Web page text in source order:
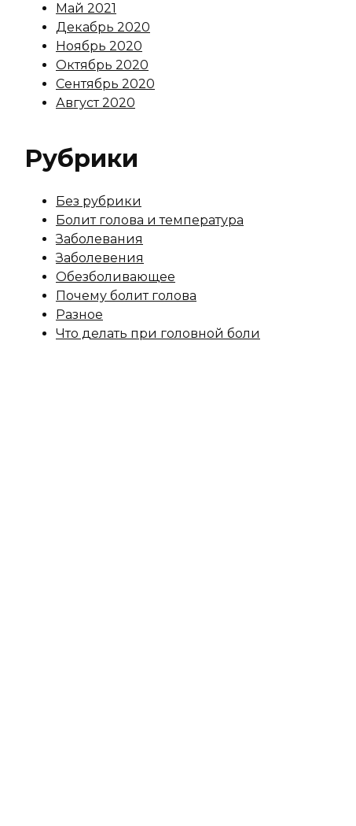
Май 2021
Декабрь 2020
Ноябрь 2020
Октябрь 2020
Сентябрь 2020
Август 2020
Рубрики
Без рубрики
Болит голова и температура
Заболевания
Заболевения
Обезболивающее
Почему болит голова
Разное
Что делать при головной боли